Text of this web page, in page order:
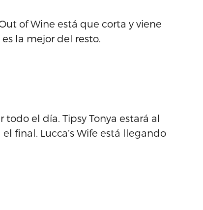
of Wine está que corta y viene
la mejor del resto.
el día. Tipsy Tonya estará al
final. Lucca’s Wife está llegando